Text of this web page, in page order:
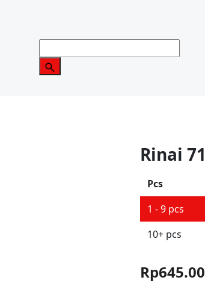
Rinai
Pcs
1 - 9 pcs
10+ pcs
Rp